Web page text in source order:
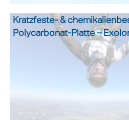
Kratzfeste- &
Polycarbonat-Platte –